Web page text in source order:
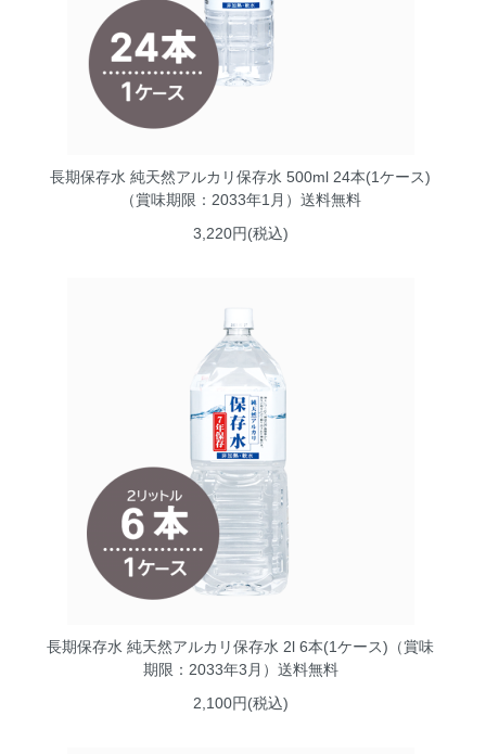
長期保存水 純天然アルカリ保存水 500ml 24本(1ケース)
（賞味期限：2033年1月）送料無料
3,220円(税込)
長期保存水 純天然アルカリ保存水 2l 6本(1ケース)（賞味
期限：2033年3月）送料無料
2,100円(税込)